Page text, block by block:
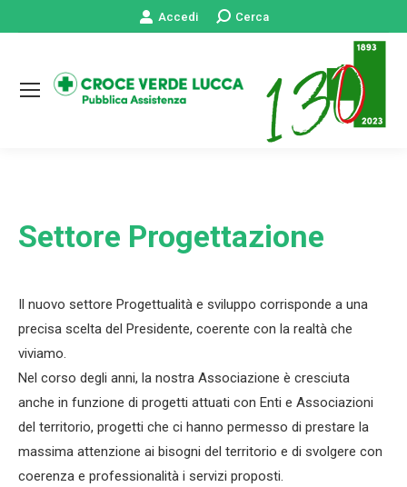
Accedi Cerca:Cerca
Settore Progettazione
Il nuovo settore Progettualità e sviluppo corrisponde a una
precisa scelta del Presidente, coerente con la realtà che
viviamo.
Nel corso degli anni, la nostra Associazione è cresciuta
anche in funzione di progetti attuati con Enti e Associazioni
del territorio, progetti che ci hanno permesso di prestare la
massima attenzione ai bisogni del territorio e di svolgere con
coerenza e professionalità i servizi proposti.